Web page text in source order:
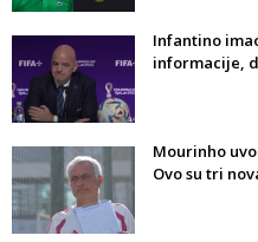
Infantino
informacije,
Mourinho
Ovo su tri